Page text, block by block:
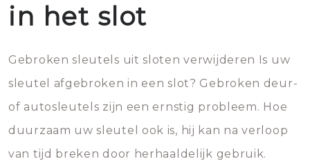
in het slot
Gebroken sleutels uit sloten verwijderen Is uw
sleutel afgebroken in een slot? Gebroken deur-
of autosleutels zijn een ernstig probleem. Hoe
duurzaam uw sleutel ook is, hij kan na verloop
van tijd breken door herhaaldelijk gebruik.